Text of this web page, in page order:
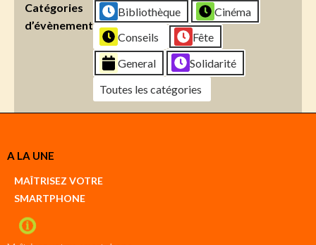
Catégories
d’évènement
Bibliothèque
Cinéma
Conseils
Fête
General
Solidarité
Toutes les catégories
Créer
compte
A LA UNE
MAÎTRISEZ VOTRE
SMARTPHONE